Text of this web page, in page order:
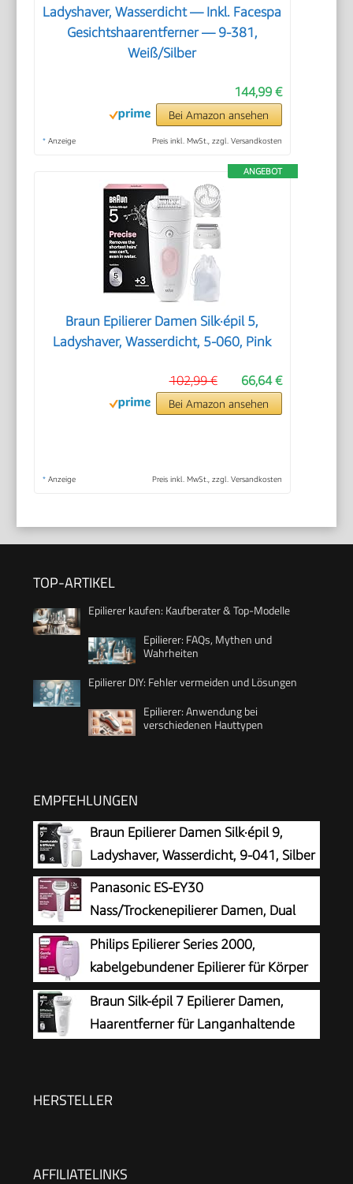
Ladyshaver, Wasserdicht — Inkl. Facespa
Gesichtshaarentferner — 9-381,
Weiß/Silber
144,99 €
Bei Amazon ansehen
* Anzeige Preis inkl. MwSt., zzgl. Versandkosten
ANGEBOT
Braun Epilierer Damen Silk·épil 5,
Ladyshaver, Wasserdicht, 5-060, Pink
66,64 €
102,99 €
Bei Amazon ansehen
* Anzeige Preis inkl. MwSt., zzgl. Versandkosten
TOP-ARTIKEL
Epilierer kaufen: Kaufberater & Top-Modelle
Epilierer: FAQs, Mythen und
Wahrheiten
Epilierer DIY: Fehler vermeiden und Lösungen
Epilierer: Anwendung bei
verschiedenen Hauttypen
EMPFEHLUNGEN
Braun Epilierer Damen Silk·épil 9,
Ladyshaver, Wasserdicht, 9-041, Silber
Panasonic ES-EY30
Nass/Trockenepilierer Damen, Dual
Disc mit 60 Pinzetten, 90°
schwenkbarer Kopf, 3 Geschwindigkeiten & LED-
Licht, 30 Min. Betrieb, kabellos, Haarentferner.
Philips Epilierer Series 2000,
kabelgebundener Epilierer für Körper
und empfindliche Bereiche, epilieren
und rasieren, Haarentferner für Damen, Modell
BRE237/00
Braun Silk-épil 7 Epilierer Damen,
Haarentferner für Langanhaltende
Wasserdicht, Made in Germany — 7-011,
HERSTELLER
AFFILIATELINKS